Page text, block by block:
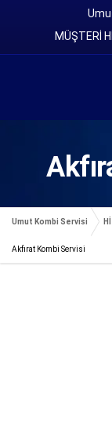
MÜŞTERİ
Umut Kombi Servisi
Akfırat Kombi Servisi